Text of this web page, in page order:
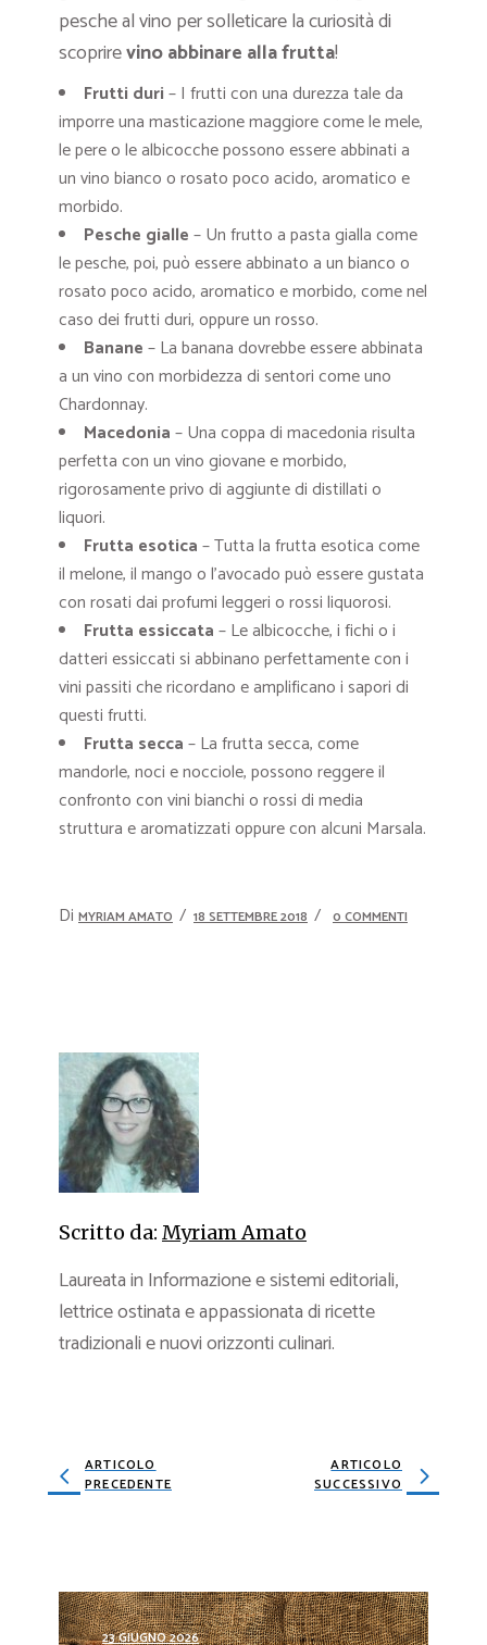
pesche al vino per solleticare la curiosità di
scoprirevino abbinare alla frutta!
Frutti duri– I frutti con una durezza tale da
imporre una masticazione maggiore come le mele,
le pere o le albicocche possono essere abbinati a
un vino bianco o rosato poco acido, aromatico e
morbido.
Pesche gialle– Un frutto a pasta gialla come
le pesche, poi, può essere abbinato a un bianco o
rosato poco acido, aromatico e morbido, come nel
caso dei frutti duri, oppure un rosso.
Banane– La banana dovrebbe essere abbinata
a un vino con morbidezza di sentori come uno
Chardonnay.
Macedonia– Una coppa di macedonia risulta
perfetta con un vino giovane e morbido,
rigorosamente privo di aggiunte di distillati o
liquori.
Frutta esotica– Tutta la frutta esotica come
il melone, il mango o l’avocado può essere gustata
con rosati dai profumi leggeri o rossi liquorosi.
Frutta essiccata– Le albicocche, i fichi o i
datteri essiccati si abbinano perfettamente con i
vini passiti che ricordano e amplificano i sapori di
questi frutti.
Frutta secca– La frutta secca, come
mandorle, noci e nocciole, possono reggere il
confronto con vini bianchi o rossi di media
struttura e aromatizzati oppure con alcuni Marsala.
Di MYRIAM AMATO 18 SETTEMBRE 2018 0 COMMENTI
Scritto da: Myriam Amato
Laureata in Informazione e sistemi editoriali,
lettrice ostinata e appassionata di ricette
tradizionali e nuovi orizzonti culinari.
ARTICOLO
PRECEDENTE
ARTICOLO
SUCCESSIVO
23 GIUGNO 2026